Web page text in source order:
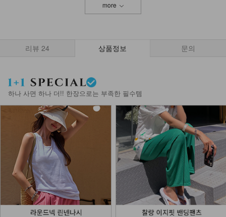
more
리뷰 24 상품정보 문의
하나 사면 하나 더!! 한장으로는 부족한 필수템